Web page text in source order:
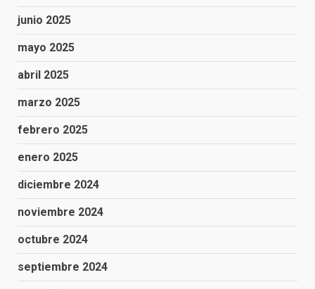
junio 2025
mayo 2025
abril 2025
marzo 2025
febrero 2025
enero 2025
diciembre 2024
noviembre 2024
octubre 2024
septiembre 2024